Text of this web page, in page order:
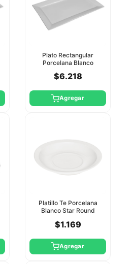
Plato Rectangular
Porcelana Blanco
$6.218
Agregar
Platillo Te Porcelana
Blanco Star Round
$1.169
Agregar